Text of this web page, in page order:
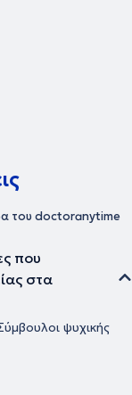
του doctoranytime
που
στα
ψυχικής